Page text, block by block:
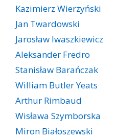
Kazimierz Wierzyński
Jan Twardowski
Jarosław Iwaszkiewicz
Aleksander Fredro
Stanisław Barańczak
William Butler Yeats
Arthur Rimbaud
Wisława Szymborska
Miron Białoszewski